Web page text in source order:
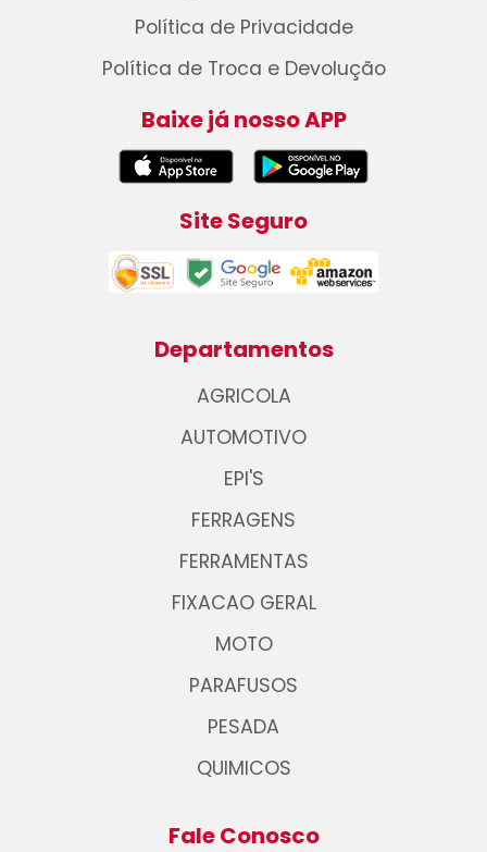
Política de Privacidade
Política de Troca e Devolução
Baixe já nosso APP
Site Seguro
Departamentos
AGRICOLA
AUTOMOTIVO
EPI'S
FERRAGENS
FERRAMENTAS
FIXACAO GERAL
MOTO
PARAFUSOS
PESADA
QUIMICOS
Fale Conosco